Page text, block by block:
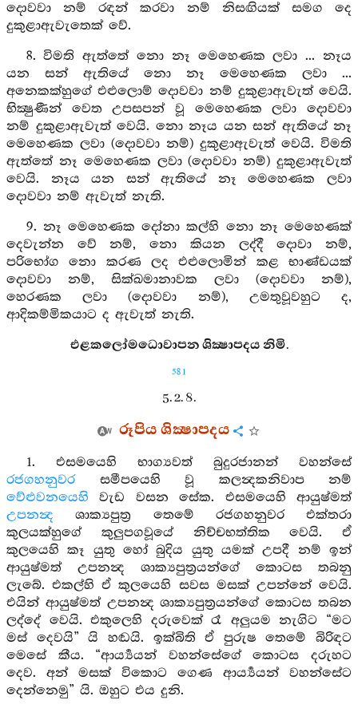
දොවවා නම් රඳන් කරවා නම් නිසඟියක් සමග දෙ
දුකුළාඇවැතෙක් වේ.
8. විමති ඇත්තේ නො නෑ මෙහෙණක ලවා ... නෑය
යන සන් ඇතියේ නො නෑ මෙහෙණක ලවා ...
අනෙකක්හුගේ එළුලොම් දොවවා නම් දුකුළාඇවැත් වෙයි.
භික්‍ෂුණීන් වෙත උපසපන් වූ මෙහෙණක ලවා දොවවා
නම් දුකුළාඇවැත් වෙයි. නො නෑය යන සන් ඇතියේ නෑ
මෙහෙණක ලවා (දොවවා නම්) දුකුළාඇවැත් වෙයි. විමති
ඇත්තේ නෑ මෙහෙණක ලවා (දොවවා නම්) දුකුළාඇවැත්
වෙයි. නෑය යන සන් ඇතියේ නෑ මෙහෙණක ලවා
දොවවා නම් ඇවැත් නැති.
9. නෑ මෙහෙණක දෝනා කල්හි නො නෑ මෙහෙණක්
දෙවැන්න වේ නම්, නො කියන ලද්දී දොවා නම්,
පරිභෝග නො කරණ ලද එළුලොමින් කළ භාණ්ඩයක්
දොවවා නම්, සික්ඛමානාවක ලවා (දොවවා නම්),
හෙරණක ලවා (දොවවා නම්), උමතුවූවහුට ද,
ආදිකම්මිකයාට ද ඇවැත් නැති.
එළකලෝමධොවාපන ශික්‍ෂාපදය නිමි.
581
5. 2. 8.
රූපිය ශික්‍ෂාපදය
1. එසමයෙහි භාග්‍යවත් බුදුරජානන් වහන්සේ
රජගහනුවරසමීපයෙහි වූ කලන්‍දකනිවාප නම්
වේළුවනයෙහි වැඩ වසන සේක. එසමයෙහි ආයුෂ්මත්
උපනන්‍ද ශාක්‍යපුත්‍ර තෙමේ රජගහනුවර එක්තරා
කුලයක්හුගේ කුලුපගවූයේ නිච්චභත්තික වෙයි. ඒ
කුලයෙහි කෑ යුතු හෝ බුදිය යුතු යමක් උපදී නම් ඉන්
ආයුෂ්මත් උපනන්‍ද ශාක්‍යපුත්‍රයන්ගේ කොටස තබනු
ලැබේ. එකල්හි ඒ කුලයෙහි සවස මසක් උපන්නේ වෙයි.
එයින් ආයුෂ්මත් උපනන්‍ද ශාක්‍යපුත්‍රයන්ගේ කොටස තබන
ලද්දේ වෙයි. එකුලෙහි දරුවෙක් රෑ අලුයම නැගිට “මට
මස් දෙවයි” යි හඬයි. ඉක්බිති ඒ පුරුෂ තෙමේ බිරිඳට
මෙසේ කීය. “ආර්‍ය්‍යයන් වහන්සේගේ කොටස දරුහට
දෙව. අන් මසක් විකොට ගෙණ ආර්‍ය්‍යයන් වහන්සේට
දෙන්නෙමු” යි. ඔහුට එය දුනි.